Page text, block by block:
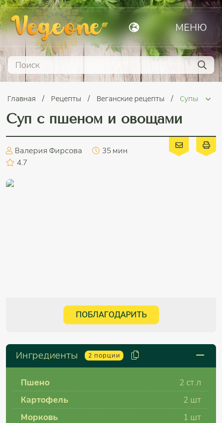
МЕНЮ
Главная Рецепты Веганские рецепты Супы
Суп с пшеном и овощами
Валерия Фирсова
35 мин
4.7
ПОБЛАГОДАРИТЬ
Ингредиенты 2 порции
Пшено
2 ст.л
Картофель
2 шт
Морковь
1 шт